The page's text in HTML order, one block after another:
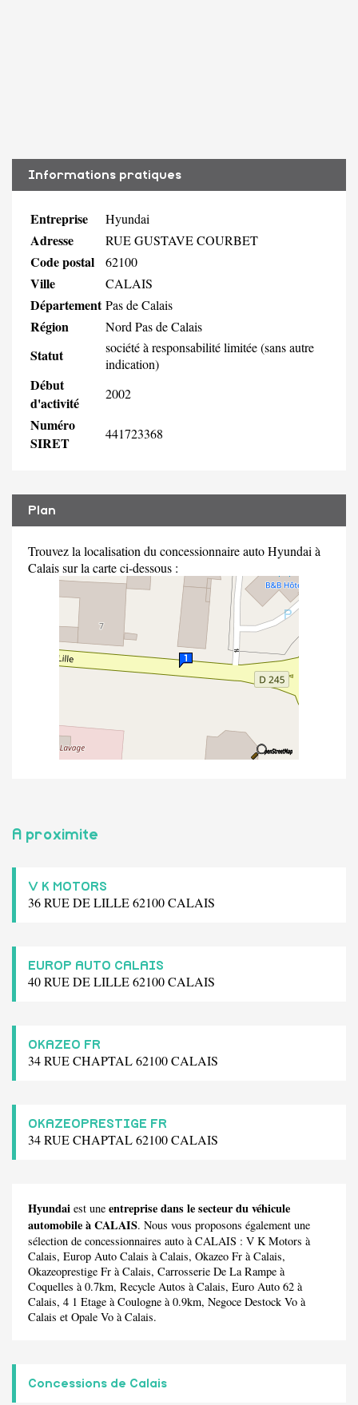
Informations pratiques
Entreprise Hyundai
Adresse RUE GUSTAVE COURBET
Code postal 62100
Ville CALAIS
Département Pas de Calais
Région Nord Pas de Calais
Statut
société à responsabilité limitée (sans autre
indication)
Début
d'activité
2002
Numéro
SIRET
441723368
Plan
Trouvez la localisation du concessionnaire auto Hyundai à
Calais sur la carte ci-dessous :
A proximite
V K MOTORS
36 RUE DE LILLE 62100 CALAIS
EUROP AUTO CALAIS
40 RUE DE LILLE 62100 CALAIS
OKAZEO FR
34 RUE CHAPTAL 62100 CALAIS
OKAZEOPRESTIGE FR
34 RUE CHAPTAL 62100 CALAIS
Hyundai est une entreprise dans le secteur du véhicule
automobile à CALAIS. Nous vous proposons également une
sélection de concessionnaires auto à CALAIS : V K Motors à
Calais, Europ Auto Calais à Calais, Okazeo Fr à Calais,
Okazeoprestige Fr à Calais, Carrosserie De La Rampe à
Coquelles à 0.7km, Recycle Autos à Calais, Euro Auto 62 à
Calais, 4 1 Etage à Coulogne à 0.9km, Negoce Destock Vo à
Calais et Opale Vo à Calais.
Concessions de Calais